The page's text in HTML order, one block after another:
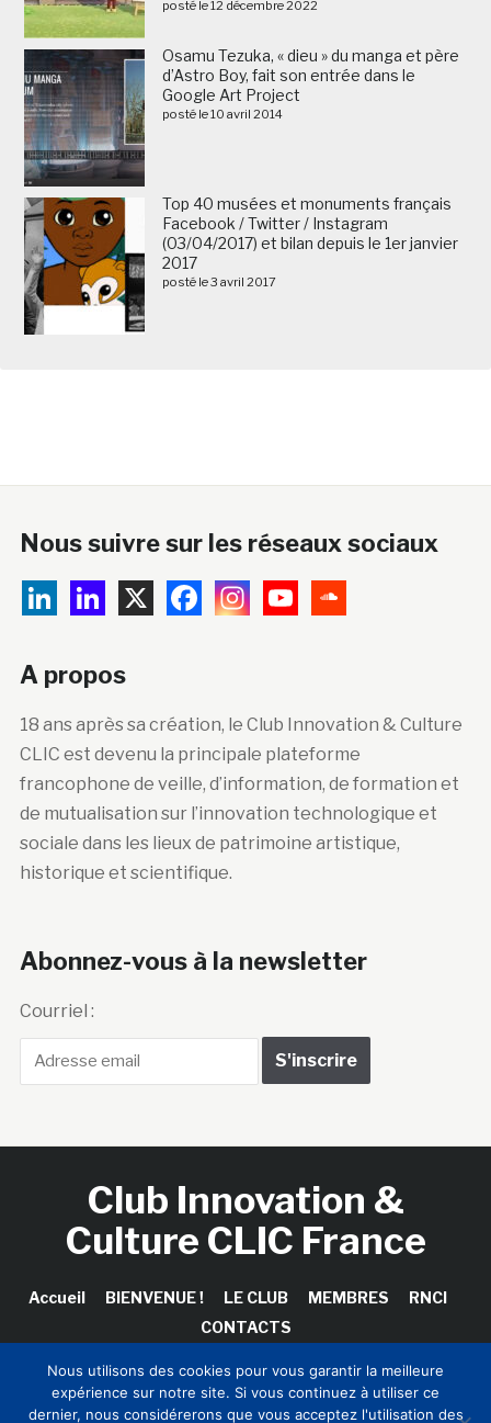
posté le 12 décembre 2022
Osamu Tezuka, « dieu » du manga et père
d’Astro Boy, fait son entrée dans le
Google Art Project
posté le 10 avril 2014
Top 40 musées et monuments français
Facebook / Twitter / Instagram
(03/04/2017) et bilan depuis le 1er janvier
2017
posté le 3 avril 2017
Nous suivre sur les réseaux sociaux
A propos
18 ans après sa création, le Club Innovation & Culture
CLIC est devenu la principale plateforme
francophone de veille, d’information, de formation et
de mutualisation sur l’innovation technologique et
sociale dans les lieux de patrimoine artistique,
historique et scientifique.
Abonnez-vous à la newsletter
Courriel :
Club Innovation &
Culture CLIC France
Accueil BIENVENUE ! LE CLUB MEMBRES
RNCI
CONTACTS
Nous utilisons des cookies pour vous garantir la meilleure
expérience sur notre site. Si vous continuez à utiliser ce
dernier, nous considérerons que vous acceptez l'utilisation des